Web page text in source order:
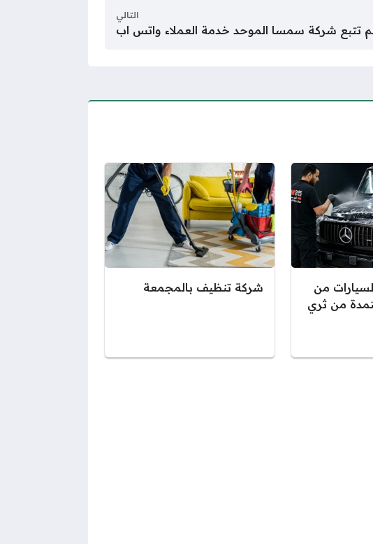
التالي
تتبع شركة سمسا الموحد خدمة العملاء واتس اب
من
من ثري
شركة تنظيف بالمجمعة